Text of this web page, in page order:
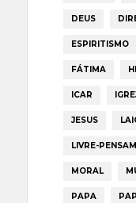
DEUS
ESPIRITISMO
FÁTIMA
ICAR
JESUS
LIVRE-
MORAL
PAPA